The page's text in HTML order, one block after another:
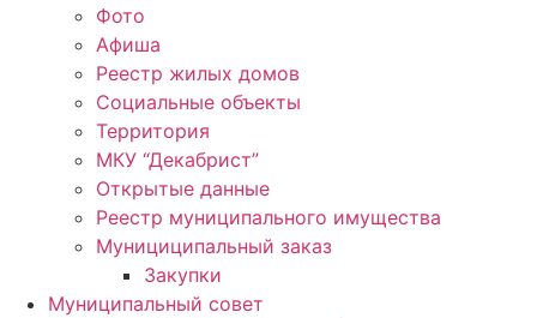
Фото
Афиша
Реестр жилых домов
Социальные объекты
Территория
МКУ “Декабрист”
Открытые данные
Реестр муниципального имущества
Мунициципальный заказ
Закупки
Муниципальный совет